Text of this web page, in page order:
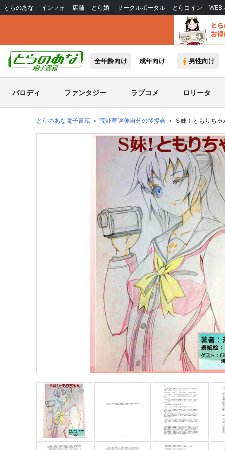
とらのあな インフォ 店舗 とら婚 サークルポータル とらコイン WEB
全年齢向け 成年向け 男性向け
パロディ ファンタジー ラブコメ ロリータ
とらのあな電子書籍 荒野草途伸自分の後援会 Ｓ妹！ともりち